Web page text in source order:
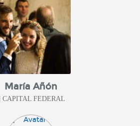
María Añón
| CAPITAL FEDERAL